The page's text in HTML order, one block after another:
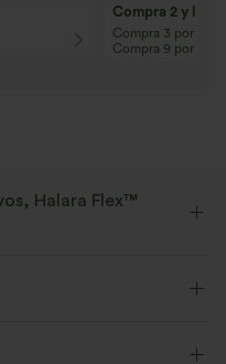
12% de
¡En pedidos
Código: Aug2026
Halara Flex™
Denim te da la
moverte sin límites.